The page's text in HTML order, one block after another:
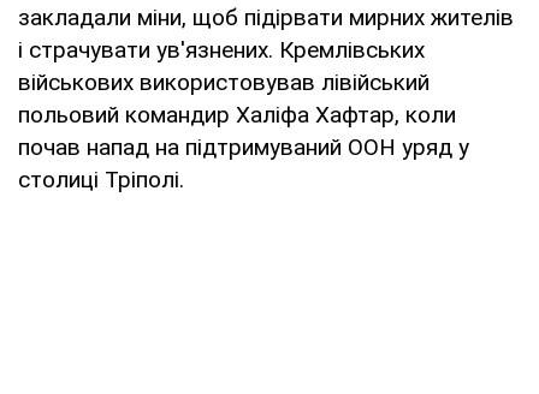
закладали міни, щоб підірвати мирних жителів
і страчувати ув'язнених. Кремлівських
військових використовував лівійський
польовий командир Халіфа Хафтар, коли
почав напад на підтримуваний ООН уряд у
столиці Тріполі.